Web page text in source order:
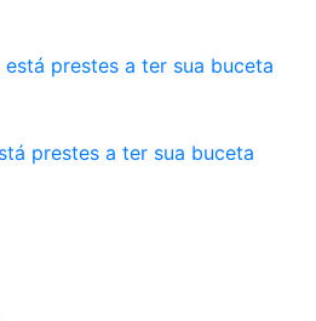
prestes a ter sua buceta